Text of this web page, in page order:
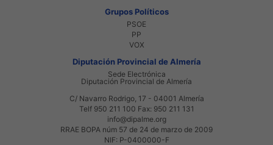
Grupos Políticos
PSOE
PP
VOX
Diputación Provincial de Almería
Sede Electrónica
Diputación Provincial de Almería
C/ Navarro Rodrigo, 17 - 04001 Almería
Telf 950 211 100 Fax: 950 211 131
info@dipalme.org
RRAE BOPA núm 57 de 24 de marzo de 2009
NIF: P-0400000-F